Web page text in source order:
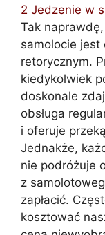
2 Jedzenie w
Tak
samolocie
retorycznym.
kiedykolwiek
doskonale
obsługa
i oferuje
Jednakże,
nie podróżuje
z
zapłacić.
kosztować